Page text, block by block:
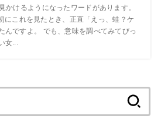
かけるようになったワードがあります。
にこれを見たとき、正直「えっ、蛙？ケ
んですよ。 でも、意味を調べてみてびっ
女...
索: